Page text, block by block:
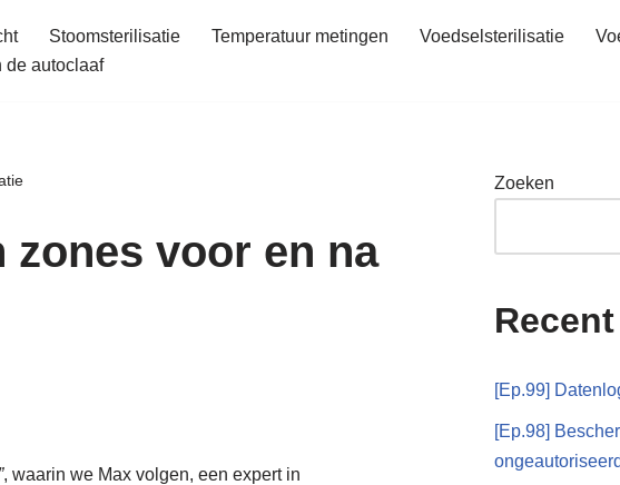
Stoomsterilisatie Temperatuur metingen Voedselsterilisatie
de autoclaaf
zones voor en na
, waarin we Max volgen, een expert in
Zoeken
[Ep.99]
[Ep.98]